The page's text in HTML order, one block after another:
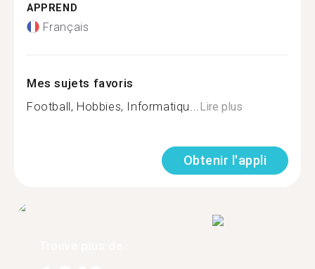
APPREND
Français
Mes sujets favoris
Football, Hobbies, Informatiqu... Lire plus
Obtenir l'appli